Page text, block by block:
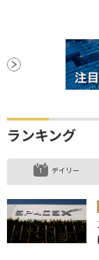
ランキング
デイリー